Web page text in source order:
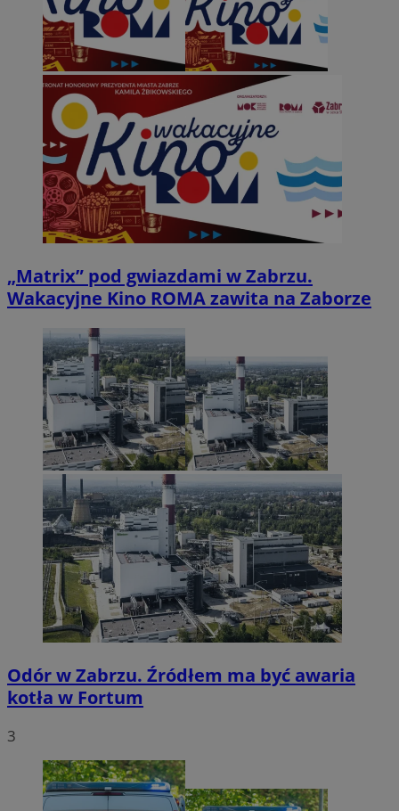
„Matrix” pod gwiazdami w Zabrzu.
Wakacyjne Kino ROMA zawita na Zaborze
Odór w Zabrzu. Źródłem ma być awaria
kotła w Fortum
3